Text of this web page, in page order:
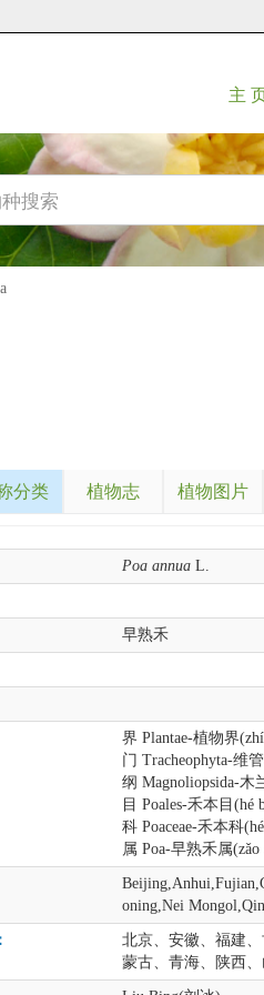
主
分类 植物志 植物图片
Poa annua L.
早熟禾
界 Plantae-植物界
门 Tracheophyta-维
纲 Magnoliopsida-木
目 Poales-禾本目(hé
科 Poaceae-禾本科
属 Poa-早熟禾属(zǎo
oning,Nei
北京、安徽、福建
蒙古、青海、陕西